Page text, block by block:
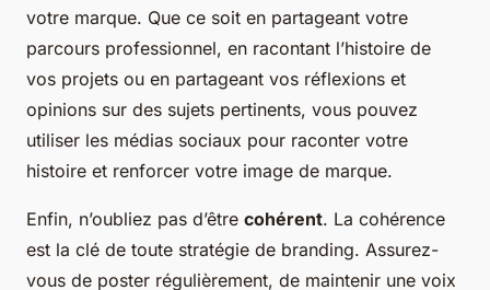
votre marque. Que ce soit en partageant votre
parcours professionnel, en racontant l’histoire de
vos projets ou en partageant vos réflexions et
opinions sur des sujets pertinents, vous pouvez
utiliser les médias sociaux pour raconter votre
histoire et renforcer votre image de marque.
Enfin, n’oubliez pas d’être cohérent. La cohérence
est la clé de toute stratégie de branding. Assurez-
vous de poster régulièrement, de maintenir une voix